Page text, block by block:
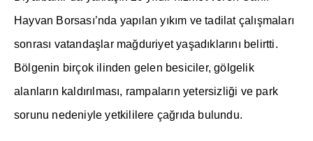
Hayvan Borsası’nda yapı lan yıkım ve tadilat çal ışmaları
sonrası vatandaş lar mağduriyet yaşadıklarını belirtti.
Bölgenin birçok ilinden gelen besiciler, gölgelik
alanların kaldırı lması, rampaların yetersizliği ve park
sorunu nedeniyle yetkililere çağrıda bulundu.